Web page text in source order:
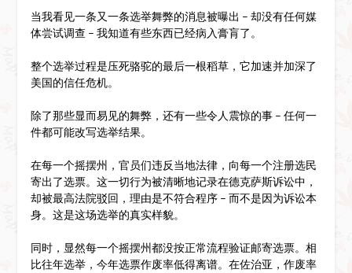
当我看见一条又一条选举舞弊的消息被曝出 – 却没有任何媒
体尝试调查 – 我知道有些东西已经病入膏肓了。
整个选举过程是压死骆驼的最后一根稻草，它加速并加深了
美国的信任危机。
除了那些显而易见的舞弊，还有一些令人震惊的事 – 任何一
件都可能改写选举结果。
在每一个摇摆州，官员们违反当地法律，向每一个注册选民
寄出了选票。这一切行为被清晰地记录在德克萨斯诉讼中，
却被最高法院驳回，理由是不符合程序 – 而不是因为诉讼本
身。这是这场选举的真实样貌。
同时，显然每一个摇摆州都没按正常流程验证邮寄选票。相
比往年选举，今年选票作废率低得离谱。在佐治亚，作废率